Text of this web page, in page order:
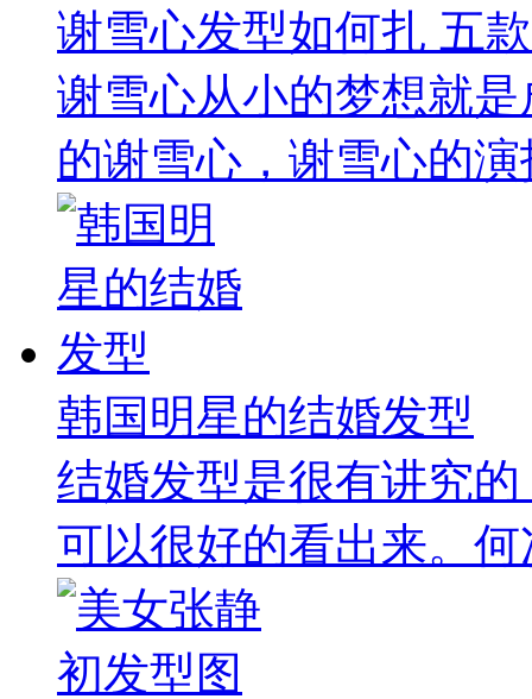
谢雪心发型如何扎 五
谢雪心从小的梦想就
的谢雪心，谢雪心的
韩国明星的结婚发型
结婚发型是很有讲究
可以很好的看出来。